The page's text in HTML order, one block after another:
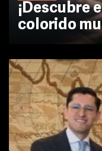
¡Descubre
colorido